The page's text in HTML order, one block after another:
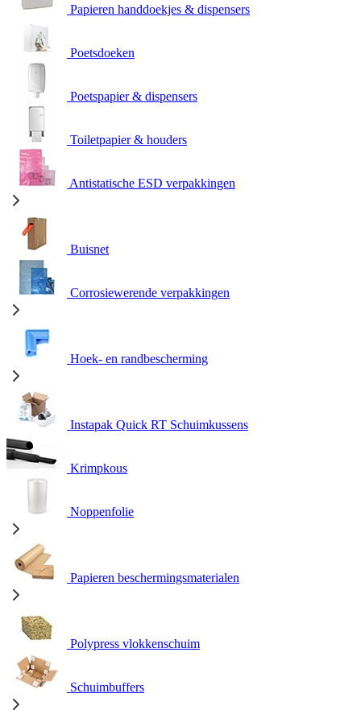
Papieren handdoekjes & dispensers
Poetsdoeken
Poetspapier & dispensers
Toiletpapier & houders
Antistatische ESD verpakkingen
Buisnet
Corrosiewerende verpakkingen
Hoek- en randbescherming
Instapak Quick RT Schuimkussens
Krimpkous
Noppenfolie
Papieren beschermingsmaterialen
Polypress vlokkenschuim
Schuimbuffers